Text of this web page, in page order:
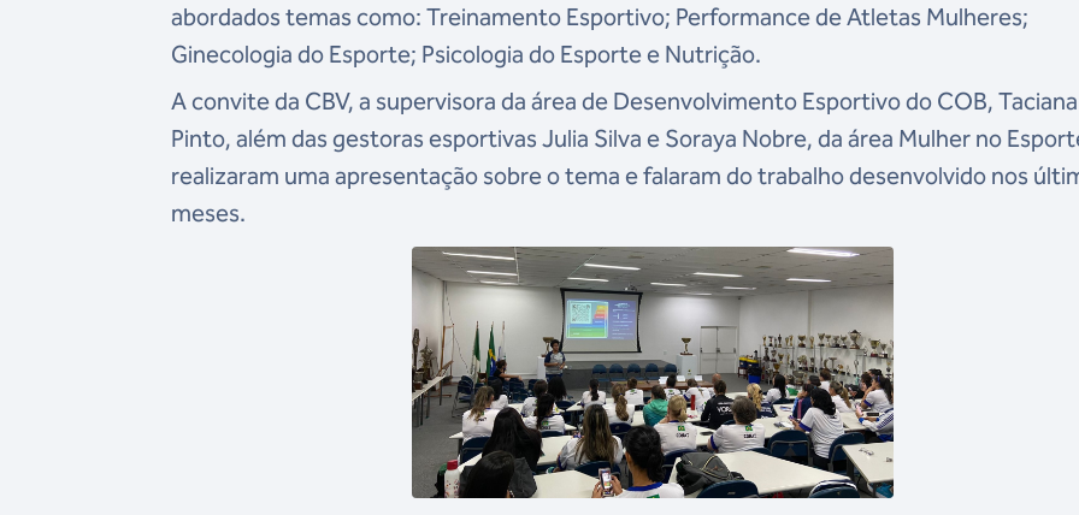
abordados temas como: Treinamento Esportivo; Performance de Atletas Mulheres;
Ginecologia do Esporte; Psicologia do Esporte e Nutrição.
A convite da CBV, a supervisora da área de Desenvolvimento Esportivo do COB, Taciana
Pinto, além das gestoras esportivas Julia Silva e Soraya Nobre, da área Mulher no
realizaram uma apresentação sobre o tema e falaram do trabalho desenvolvido nos
meses.